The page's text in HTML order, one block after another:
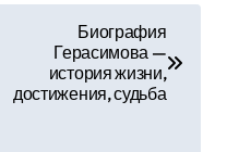
Биография
Герасимова —
история жизни,
достижения, судьба